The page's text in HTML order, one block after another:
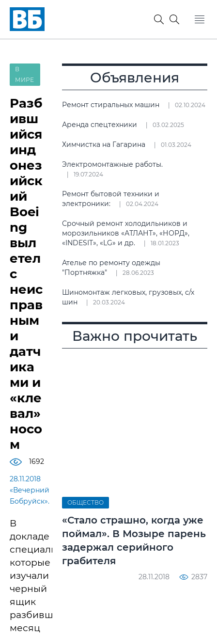
В
МИРЕ
Разб
ивш
ийся
инд
онез
ийск
ий
Boei
ng
выл
етел
с
неис
прав
ным
и
датч
ика
ми и
«кле
вал»
носо
м
1692
28.11.2018
«Вечерний
Бобруйск».
В
докладе
специалистов,
которые
изучали
черный
ящик
разбившегося
месяц
Объявления
Ремонт стиральных машин 02.10.2024
Аренда спецтехники 03.02.2025
Химчистка на Гагарина 01.03.2024
Электромонтажные работы.
19.07.2024
Ремонт бытовой техники и
электроники:
02.04.2024
Срочный ремонт холодильников и
морозильников «АТЛАНТ», «НОРД»,
«INDESIT», «LG» и др.
18.01.2023
Ателье по ремонту одежды
"Портняжка"
28.06.2023
Шиномонтаж легковых, грузовых, с/х
шин
20.03.2024
Важно прочитать
ОБЩЕСТВО
«Стало страшно, когда уже
поймал». В Мозыре парень
задержал серийного
грабителя
28.11.2018 2837